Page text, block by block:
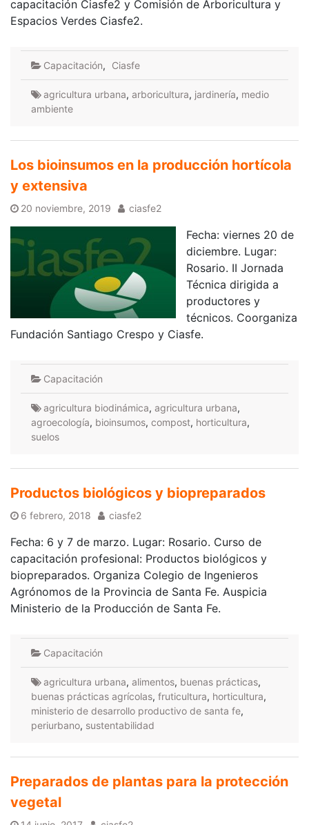
capacitación Ciasfe2 y Comisión de Arboricultura y
Espacios Verdes Ciasfe2.
Capacitación, Ciasfe
agricultura urbana, arboricultura, jardinería, medio
ambiente
Los bioinsumos en la producción hortícola
y extensiva
20 noviembre, 2019 ciasfe2
Fecha: viernes 20 de
diciembre. Lugar:
Rosario. II Jornada
Técnica dirigida a
productores y
técnicos. Coorganiza
Fundación Santiago Crespo y Ciasfe.
Capacitación
agricultura biodinámica, agricultura urbana,
agroecología, bioinsumos, compost, horticultura,
suelos
Productos biológicos y biopreparados
6 febrero, 2018 ciasfe2
Fecha: 6 y 7 de marzo. Lugar: Rosario. Curso de
capacitación profesional: Productos biológicos y
biopreparados. Organiza Colegio de Ingenieros
Agrónomos de la Provincia de Santa Fe. Auspicia
Ministerio de la Producción de Santa Fe.
Capacitación
agricultura urbana, alimentos, buenas prácticas,
buenas prácticas agrícolas, fruticultura, horticultura,
ministerio de desarrollo productivo de santa fe,
periurbano, sustentabilidad
Preparados de plantas para la protección
vegetal